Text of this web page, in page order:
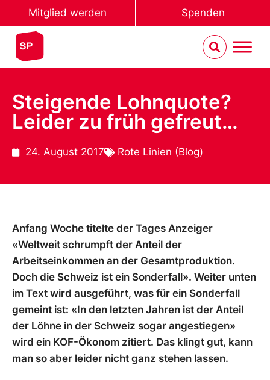
Mitglied werden Spenden
Steigende Lohnquote?
Leider zu früh gefreut…
24. August 2017 Rote Linien (Blog)
Anfang Woche titelte der Tages Anzeiger
«Weltweit schrumpft der Anteil der
Arbeitseinkommen an der Gesamtproduktion.
Doch die Schweiz ist ein Sonderfall». Weiter unten
im Text wird ausgeführt, was für ein Sonderfall
gemeint ist: «In den letzten Jahren ist der Anteil
der Löhne in der Schweiz sogar angestiegen»
wird ein KOF-Ökonom zitiert. Das klingt gut, kann
man so aber leider nicht ganz stehen lassen.